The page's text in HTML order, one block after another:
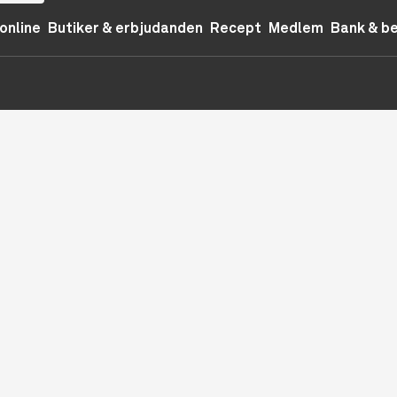
Butiker & erbjudanden Recept Medlem Bank &